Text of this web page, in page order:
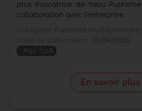
plus évocatrice de Yabu
collaboration avec l’entreprise
: Alpi SpA
En savoir plus